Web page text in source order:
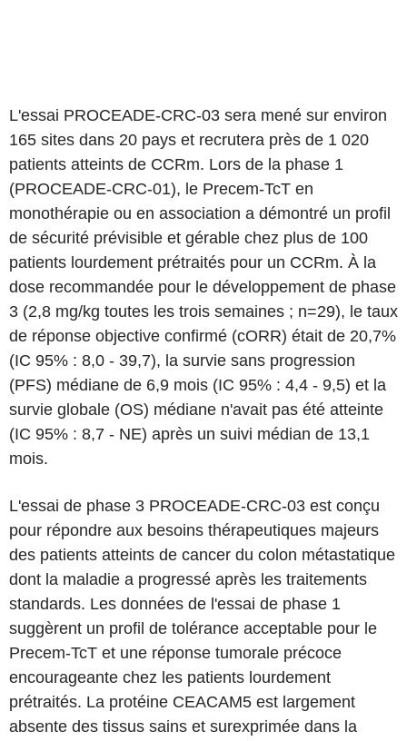
L'essai PROCEADE-CRC-03 sera mené sur environ
165 sites dans 20 pays et recrutera près de 1 020
patients atteints de CCRm. Lors de la phase 1
(PROCEADE-CRC-01), le Precem-TcT en
monothérapie ou en association a démontré un profil
de sécurité prévisible et gérable chez plus de 100
patients lourdement prétraités pour un CCRm. À la
dose recommandée pour le développement de phase
3 (2,8 mg/kg toutes les trois semaines ; n=29), le taux
de réponse objective confirmé (cORR) était de 20,7%
(IC 95% : 8,0 - 39,7), la survie sans progression
(PFS) médiane de 6,9 mois (IC 95% : 4,4 - 9,5) et la
survie globale (OS) médiane n'avait pas été atteinte
(IC 95% : 8,7 - NE) après un suivi médian de 13,1
mois.
L'essai de phase 3 PROCEADE-CRC-03 est conçu
pour répondre aux besoins thérapeutiques majeurs
des patients atteints de cancer du colon métastatique
dont la maladie a progressé après les traitements
standards. Les données de l'essai de phase 1
suggèrent un profil de tolérance acceptable pour le
Precem-TcT et une réponse tumorale précoce
encourageante chez les patients lourdement
prétraités. La protéine CEACAM5 est largement
absente des tissus sains et surexprimée dans la